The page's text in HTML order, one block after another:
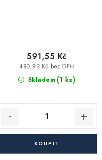
Skladem (1 ks)
480,93 Kč bez DPH
591,55 Kč